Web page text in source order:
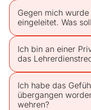
Gegen mich
eingeleitet. Was
Ich bin an einer
das
Ich habe das
übergangen
wehren?